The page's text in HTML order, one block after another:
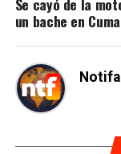
Se cayó de la
un bache en